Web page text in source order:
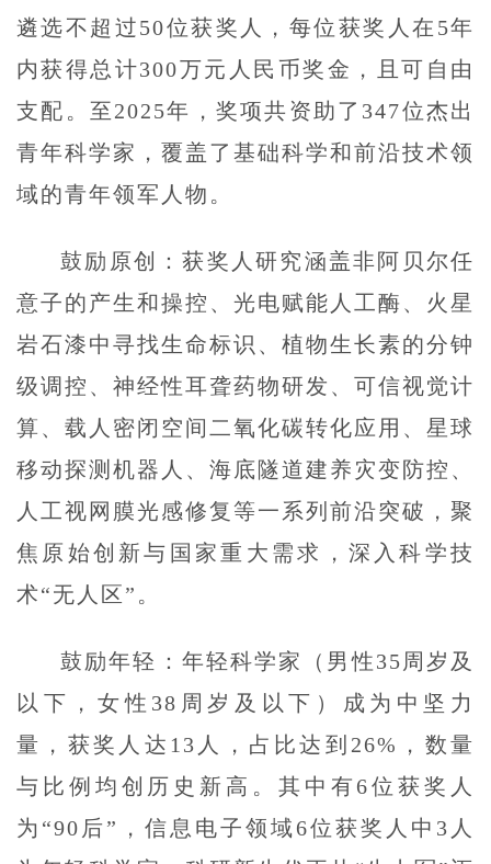
遴选不超过50位获奖人，每位获奖人在5年
内获得总计300万元人民币奖金，且可自由
支配。至2025年，奖项共资助了347位杰出
青年科学家，覆盖了基础科学和前沿技术领
域的青年领军人物。
鼓励原创：获奖人研究涵盖非阿贝尔任
意子的产生和操控、光电赋能人工酶、火星
岩石漆中寻找生命标识、植物生长素的分钟
级调控、神经性耳聋药物研发、可信视觉计
算、载人密闭空间二氧化碳转化应用、星球
移动探测机器人、海底隧道建养灾变防控、
人工视网膜光感修复等一系列前沿突破，聚
焦原始创新与国家重大需求，深入科学技
术“无人区”。
鼓励年轻：年轻科学家（男性35周岁及
以下，女性38周岁及以下）成为中坚力
量，获奖人达13人，占比达到26%，数量
与比例均创历史新高。其中有6位获奖人
为“90后”，信息电子领域6位获奖人中3人